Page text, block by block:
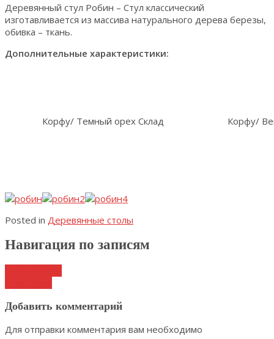
Деревянный стул Робин – Стул классический
изготавливается из массива натурального дерева березы,
обивка – ткань.
Дополнительные характеристики:
Корфу/ Темный орех Склад Корфу/
Posted in Деревянные столы
Навигация по записям
Добавить комментарий
Для отправки комментария вам необходимо